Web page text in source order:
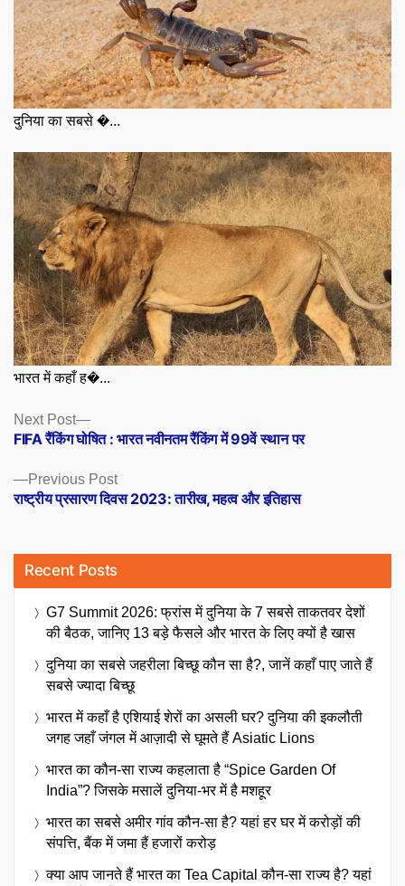
दुनिया का सबसे �...
भारत में कहाँ ह�...
Posts
navigation
Previous PostPrevious
post:
राष्ट्रीय प्रसारण दिवस 2023: तारीख, महत्व और इतिहास
Next Post
Next
post:
FIFA रैंकिंग घोषित : भारत नवीनतम रैंकिंग में 99वें स्थान पर
Recent Posts
G7 Summit 2026: फ्रांस में दुनिया के 7 सबसे ताकतवर देशों
की बैठक, जानिए 13 बड़े फैसले और भारत के लिए क्यों है खास
दुनिया का सबसे जहरीला बिच्छू कौन सा है?, जानें कहाँ पाए जाते हैं
सबसे ज्यादा बिच्छू
भारत में कहाँ है एशियाई शेरों का असली घर? दुनिया की इकलौती
जगह जहाँ जंगल में आज़ादी से घूमते हैं Asiatic Lions
भारत का कौन-सा राज्य कहलाता है “Spice Garden Of
India”? जिसके मसालें दुनिया-भर में है मशहूर
भारत का सबसे अमीर गांव कौन-सा है? यहां हर घर में करोड़ों की
संपत्ति, बैंक में जमा हैं हजारों करोड़
क्या आप जानते हैं भारत का Tea Capital कौन-सा राज्य है? यहां